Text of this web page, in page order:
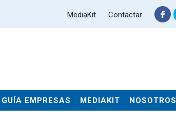
MediaKit Contactar
GUÍA EMPRESAS MEDIAKIT NOSOTROS